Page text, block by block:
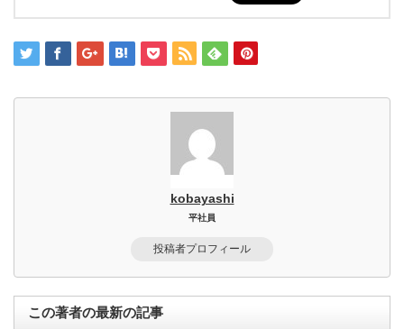
kobayashi
平社員
投稿者プロフィール
この著者の最新の記事